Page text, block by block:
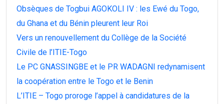
Obsèques de Togbui AGOKOLI IV : les Ewé du Togo,
du Ghana et du Bénin pleurent leur Roi
Vers un renouvellement du Collège de la Société
Civile de l’ITIE-Togo
Le PC GNASSINGBE et le PR WADAGNI redynamisent
la coopération entre le Togo et le Benin
L’ITIE – Togo proroge l’appel à candidatures de la